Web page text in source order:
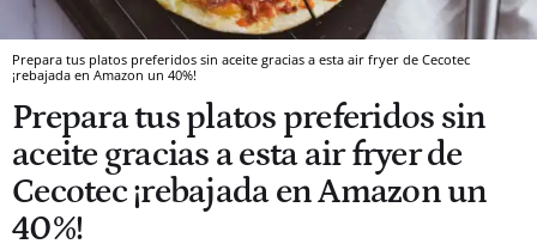
Prepara tus platos preferidos sin aceite gracias a esta air fryer de Cecotec
¡rebajada en Amazon un 40%!
Prepara tus platos preferidos sin
aceite gracias a esta air fryer de
Cecotec ¡rebajada en Amazon un
40%!